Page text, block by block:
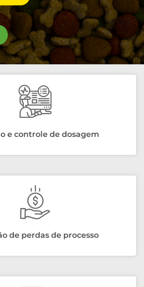
e controle de dosagem
de perdas de processo